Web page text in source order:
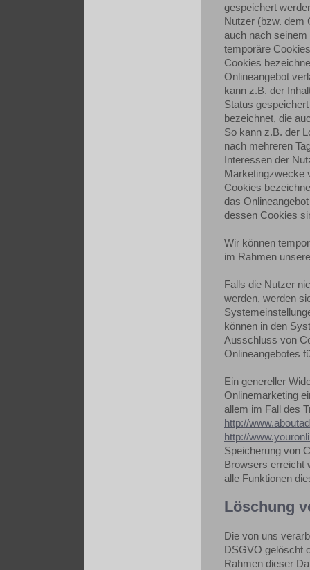
gespeichert
Nutzer (bzw. dem
auch nach
temporäre
Cookies
Onlineangebot
kann z.B. der
Status
bezeichnet, die
So kann z.B. der
nach mehreren
Interessen der
Marketingzwecke
Cookies
das
dessen Cookies
Wir können
im Rahmen
Falls die Nutzer
werden, werden
können in den
Ausschluss von
Onlineangebotes
Ein genereller
Onlinemarketing
allem im Fall des
http://
http://
Speicherung von
Browsers erreicht
alle Funktionen
Löschung
Die von uns
DSGVO gelöscht
Rahmen dieser